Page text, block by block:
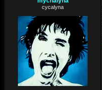
cycalyna